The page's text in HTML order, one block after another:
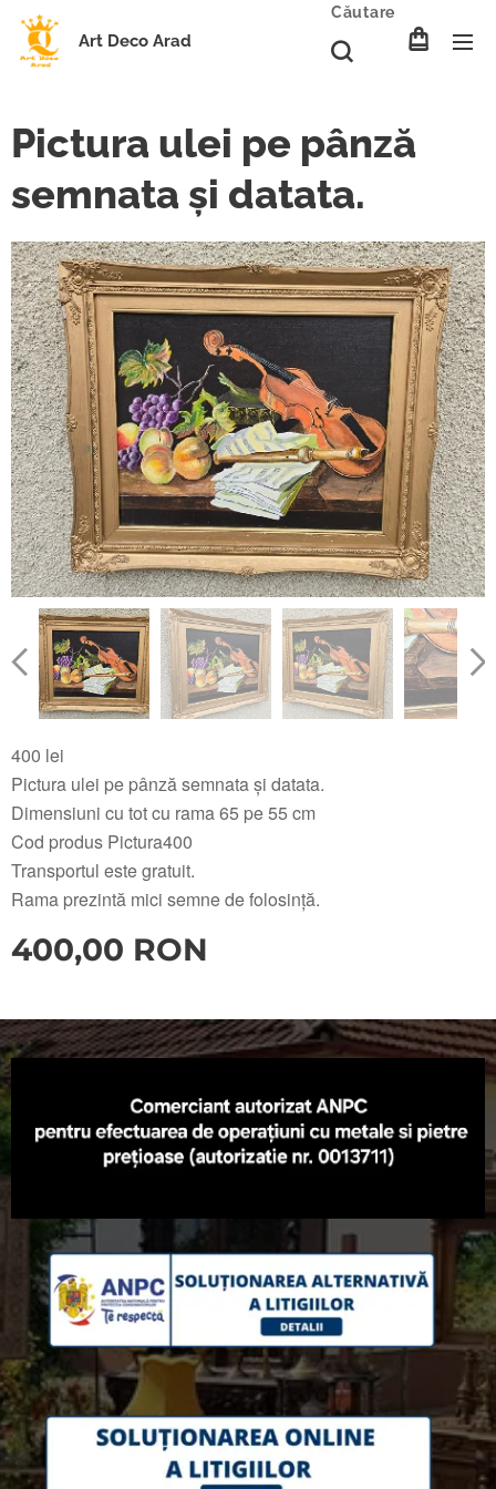
Art Deco Arad
Căutare
Pictura ulei pe pânză
semnata și datata.
400 lei
Pictura ulei pe pânză semnata și datata.
Dimensiuni cu tot cu rama 65 pe 55 cm
Cod produs Pictura400
Transportul este gratuit.
Rama prezintă mici semne de folosință.
400,00 RON